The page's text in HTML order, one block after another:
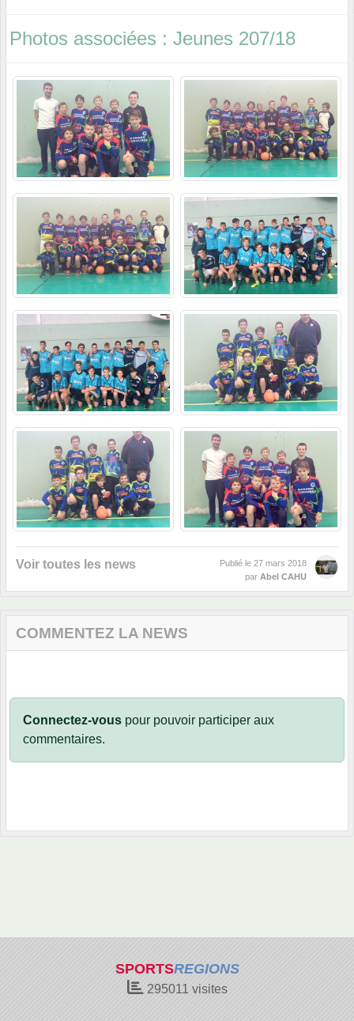
Photos associées : Jeunes 207/18
Voir toutes les news Publié le 27 mars 2018
par Abel CAHU
COMMENTEZ LA NEWS
Connectez-vous pour pouvoir participer aux
commentaires.
SPORTSREGIONS
295011 visites